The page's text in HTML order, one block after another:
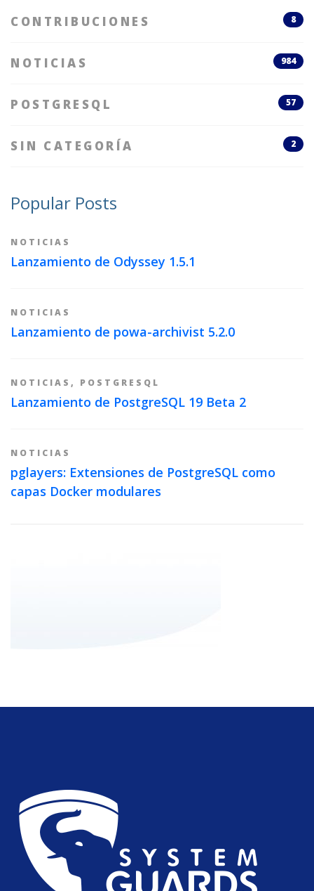
CONTRIBUCIONES 8
NOTICIAS 984
POSTGRESQL 57
SIN CATEGORÍA 2
Popular Posts
NOTICIAS
Lanzamiento de Odyssey 1.5.1
NOTICIAS
Lanzamiento de powa-archivist 5.2.0
NOTICIAS , POSTGRESQL
Lanzamiento de PostgreSQL 19 Beta 2
NOTICIAS
pglayers: Extensiones de PostgreSQL como
capas Docker modulares